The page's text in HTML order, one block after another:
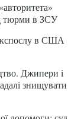
тюрми в ЗСУ
в США
Джипери і
знищувати